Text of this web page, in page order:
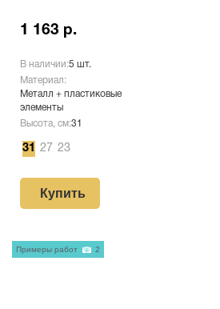
1 163 р.
В наличии:5 шт.
Материал:
Металл + пластиковые
элементы
Высота, см:31
31 27 23
Купить
Примеры работ 2